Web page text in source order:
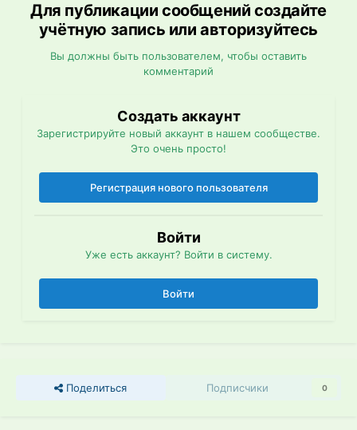
Для публикации сообщений создайте
учётную запись или авторизуйтесь
Вы должны быть пользователем, чтобы оставить
комментарий
Создать аккаунт
Зарегистрируйте новый аккаунт в нашем сообществе.
Это очень просто!
Регистрация нового пользователя
Войти
Уже есть аккаунт? Войти в систему.
Войти
Поделиться Подписчики 0